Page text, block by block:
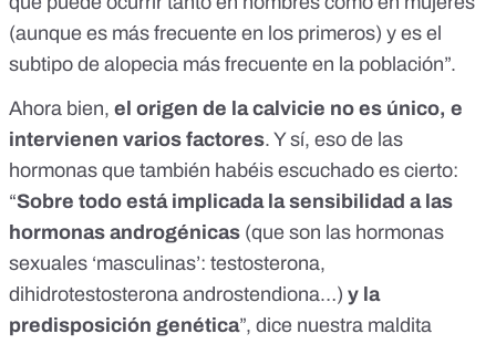
(aunque es más frecuente en los primeros) y es el
subtipo de alopecia más frecuente en la población”.
Ahora bien, el origen de la calvicie no es único, e
intervienen varios factores. Y sí, eso de las
hormonas que también habéis escuchado es cierto:
“Sobre todo está implicada la sensibilidad a las
hormonas androgénicas (que son las hormonas
sexuales ‘masculinas’: testosterona,
dihidrotestosterona androstendiona…) y la
predisposición genética”, dice nuestra maldita